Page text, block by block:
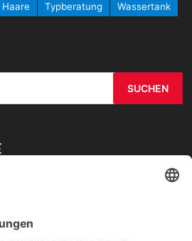
Typberatung
Wassertank
zur Sicherheit in allen